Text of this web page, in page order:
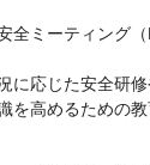
全ミーティング
に応じた安全研
を高めるための